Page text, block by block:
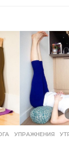
,УПРАЖНЕНИЯ ,